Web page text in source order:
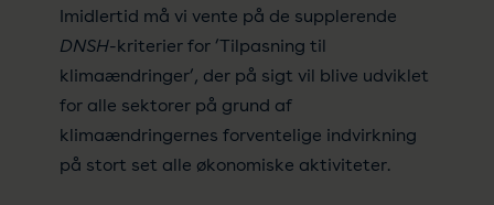
Imidlertid må vi vente på de supplerende
DNSH-kriterier for ’Tilpasning til
klimaændringer’, der på sigt vil blive udviklet
for alle sektorer på grund af
klimaændringernes forventelige indvirkning
på stort set alle økonomiske aktiviteter.